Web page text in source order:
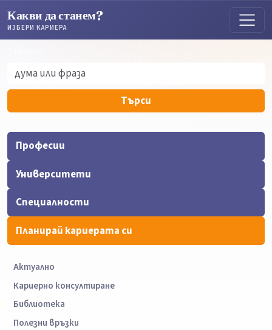
Какви да станем?
ИЗБЕРИ КАРИЕРА
Търси
Професии
Университети
Специалности
Планирай кариерата си
Актуално
Кариерно консултиране
Библиотека
Полезни връзки